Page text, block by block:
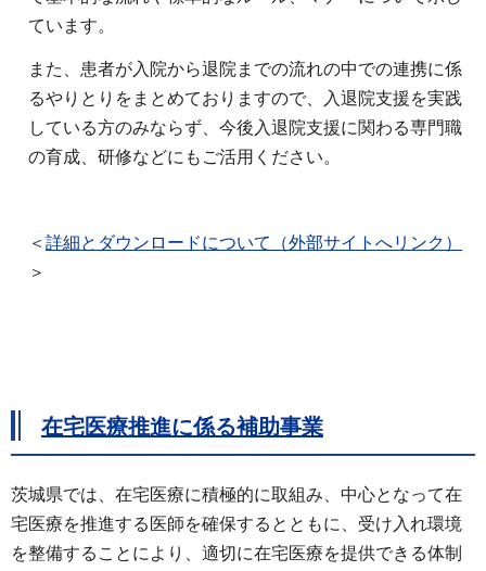
ています。
また、患者が入院から退院までの流れの中での連携に係
るやりとりをまとめておりますので、入退院支援を実践
している方のみならず、今後入退院支援に関わる専門職
の育成、研修などにもご活用ください。
＜ 詳細とダウンロードについて（外部サイトへリンク）
＞
在宅医療推進に係る補助事業
茨城県では、在宅医療に積極的に取組み、中心となって在
宅医療を推進する医師を確保するとともに、受け入れ環境
を整備することにより、適切に在宅医療を提供できる体制